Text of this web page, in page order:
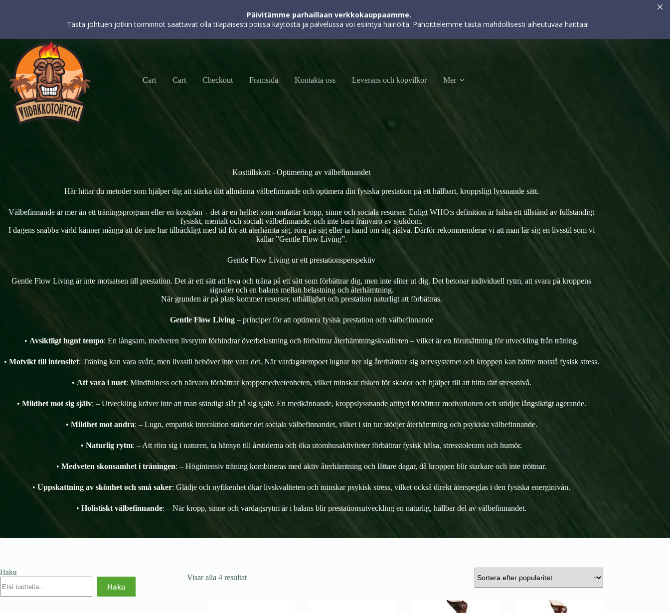
Päivitämme parhaillaan verkkokauppaamme.
Tästä johtuen jotkin toiminnot saattavat olla tilapäisesti poissa käytöstä ja palvelussa voi esiintyä häiriöitä. Pahoittelemme tästä mahdollisesti aiheutuvaa haittaa!
Cart Cart Checkout Framsida Kontakta oss Leverans och köpvilkor Mer
Kosttillskott - Optimering av välbefinnandet
Här hittar du metoder som hjälper dig att stärka ditt allmänna välbefinnande och optimera din fysiska prestation på ett hållbart, kroppsligt lyssnande sätt.
Välbefinnande är mer än ett träningsprogram eller en kostplan – det är en helhet som omfattar kropp, sinne och sociala resurser. Enligt WHO:s definition är hälsa ett tillstånd av fullständigt
fysiskt, mentalt och socialt välbefinnande, och inte bara frånvaro av sjukdom.
I dagens snabba värld känner många att de inte har tillräckligt med tid för att återhämta sig, röra på sig eller ta hand om sig själva. Därför rekommenderar vi att man lär sig en livsstil som vi
kallar ”Gentle Flow Living”.
Gentle Flow Living ur ett prestationsperspektiv
Gentle Flow Living är inte motsatsen till prestation. Det är ett sätt att leva och träna på ett sätt som förbättrar dig, men inte sliter ut dig. Det betonar individuell rytm, att svara på kroppens
signaler och en balans mellan belastning och återhämtning.
När grunden är på plats kommer resurser, uthållighet och prestation naturligt att förbättras.
Gentle Flow Living– principer för att optimera fysisk prestation och välbefinnande
• Avsiktligt lugnt tempo: En långsam, medveten livsrytm förhindrar överbelastning och förbättrar återhämtningskvaliteten – vilket är en förutsättning för utveckling från träning.
• Motvikt till intensitet: Träning kan vara svårt, men livsstil behöver inte vara det. När vardagstempoet lugnar ner sig återhämtar sig nervsystemet och kroppen kan bättre motstå fysisk stress.
• Att vara i nuet: Mindfulness och närvaro förbättrar kroppsmedvetenheten, vilket minskar risken för skador och hjälper till att hitta rätt stressnivå.
• Mildhet mot sig själv: – Utveckling kräver inte att man ständigt slår på sig själv. En medkännande, kroppslyssnande attityd förbättrar motivationen och stödjer långsiktigt agerande.
• Mildhet mot andra: – Lugn, empatisk interaktion stärker det sociala välbefinnandet, vilket i sin tur stödjer återhämtning och psykiskt välbefinnande.
•Naturlig rytm: – Att röra sig i naturen, ta hänsyn till årstiderna och öka utomhusaktiviteter förbättrar fysisk hälsa, stresstolerans och humör.
•Medveten skonsamhet i träningen: – Högintensiv träning kombineras med aktiv återhämtning och lättare dagar, då kroppen blir starkare och inte tröttnar.
•Uppskattning av skönhet och små saker: Glädje och nyfikenhet ökar livskvaliteten och minskar psykisk stress, vilket också direkt återspeglas i den fysiska energinivån.
•Holistiskt välbefinnande: – När kropp, sinne och vardagsrytm är i balans blir prestationsutveckling en naturlig, hållbar del av välbefinnandet.
Visar alla 4 resultat
Haku
Haku
Viidakkotohtori.fi käyttää internetpalveluissaan evästeitä käyttäjäkokemuksen parantamiseksi, markkinoinnin toteuttamiseksi ja käyttöä
koskevien tilastojen keräämiseksi. Kun käytät tätä verkkosivustoa hyväksyt evästeiden käytön.